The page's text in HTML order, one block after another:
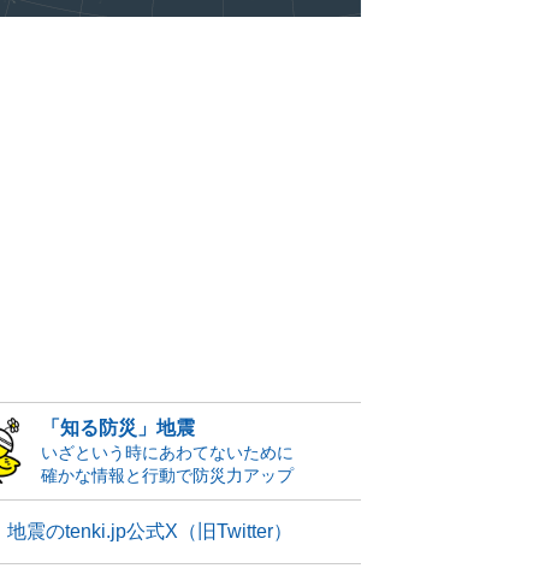
「知る防災」地震
いざという時にあわてないために
確かな情報と行動で防災力アップ
地震のtenki.jp公式X（旧Twitter）